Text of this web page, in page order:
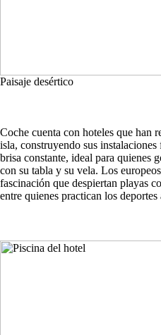
Paisaje desértico
Coche cuenta con hoteles que han
isla, construyendo sus
brisa constante, ideal para quienes
con su tabla y su vela. Los
fascinación que despiertan playas
entre quienes practican los deportes